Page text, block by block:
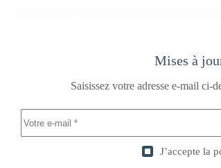
Mises à
Saisissez votre adresse e-mail ci-
J’accepte la